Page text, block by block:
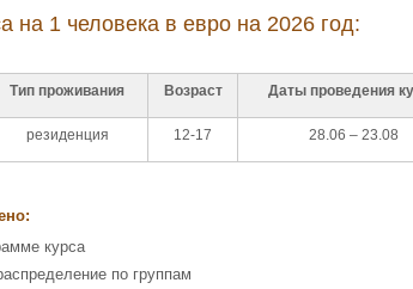
на 1 человека в евро на 2026 год:
Тип проживания Возраст Даты проведения
резиденция 12-17 28.06 – 23.08
курса
по группам